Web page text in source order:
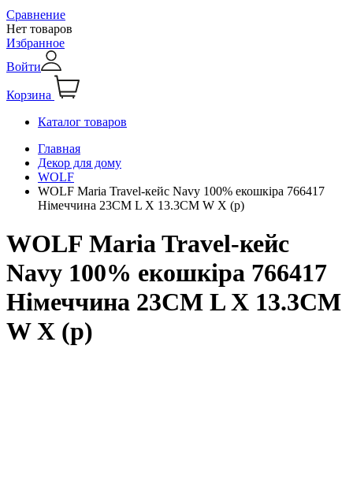
Сравнение
Нет товаров
Избранное
Войти
Корзина
Каталог товаров
Главная
Декор для дому
WOLF
WOLF Maria Travel-кейс Navy 100% екошкіра 766417
Німеччина 23CM L X 13.3CM W X (р)
WOLF Maria Travel-кейс
Navy 100% екошкіра 766417
Німеччина 23CM L X 13.3CM
W X (р)